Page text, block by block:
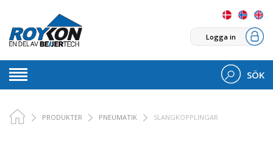
Logga in
SÖK
PRODUKTER PNEUMATIK SLANGKOPPLINGAR